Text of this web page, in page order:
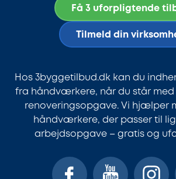
Få 3 uforpligtende
Tilmeld din
Hos 3byggetilbud.dk kan du
fra håndværkere, når du står med
renoveringsopgave. Vi hjælper
håndværkere, der passer til
arbejdsopgave – gratis og